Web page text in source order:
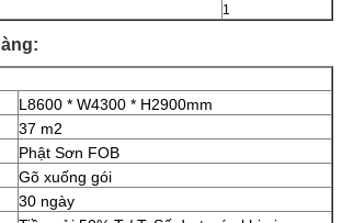
1
L8600 * W4300 * H2900mm
37 m2
Phật Sơn FOB
Gõ xuống gói
30 ngày